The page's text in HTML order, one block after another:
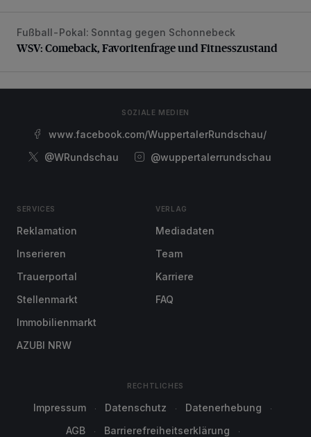
WSV: Comeback, Favoritenfrage und Fitnesszustand
Fußball-Pokal: Sonntag gegen Schonnebeck
WSV: Comeback, Favoritenfrage und Fitnesszustand
SOZIALE MEDIEN
www.facebook.com/WuppertalerRundschau/
@WRundschau
@wuppertalerrundschau
SERVICES
Reklamation
Inserieren
Trauerportal
Stellenmarkt
Immobilienmarkt
AZUBI NRW
VERLAG
Mediadaten
Team
Karriere
FAQ
RECHTLICHES
Impressum Datenschutz
Datenerhebung
AGB
Barrierefreiheitserklärung